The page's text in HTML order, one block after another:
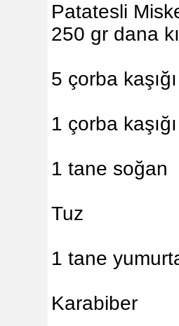
Patatesli
250 gr dana
5 çorba
1 çorba
1 tane soğan
Tuz
1 tane
Karabiber